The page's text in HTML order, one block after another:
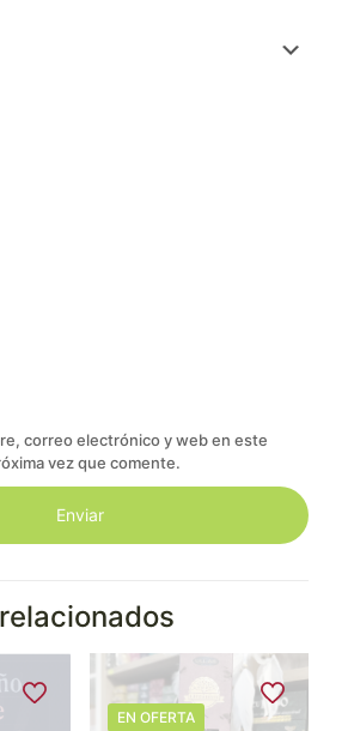
correo electrónico y web en este
vez que comente.
EN OFERTA